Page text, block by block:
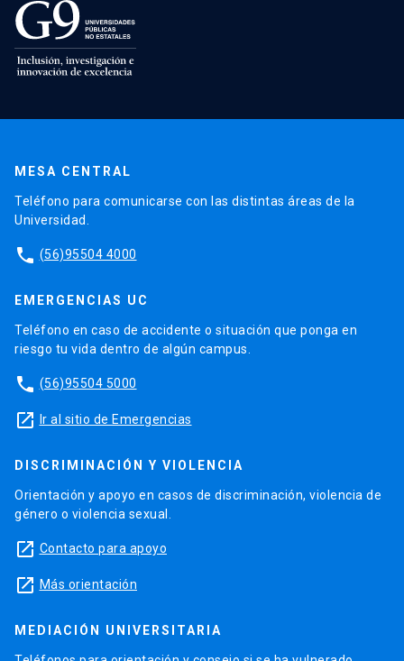
MESA CENTRAL
Teléfono para comunicarse con las distintas áreas de la
Universidad.
phone (56)95504 4000
EMERGENCIAS UC
Teléfono en caso de accidente o situación que ponga en
riesgo tu vida dentro de algún campus.
phone (56)95504 5000
launch Ir al sitio de Emergencias
DISCRIMINACIÓN Y VIOLENCIA
Orientación y apoyo en casos de discriminación, violencia de
género o violencia sexual.
launch Contacto para apoyo
launch Más orientación
MEDIACIÓN UNIVERSITARIA